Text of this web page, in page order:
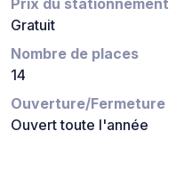
Prix du stationnement
Gratuit
Nombre de places
14
Ouverture/Fermeture
Ouvert toute l'année